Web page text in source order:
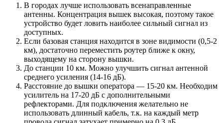
В городах лучше использовать всенаправленные
антенны. Концентрация вышек высокая, поэтому такое
устройство будет ловить наиболее сильный сигнал из
доступных.
Если базовая станция находится в зоне видимости (0,5-2
км), достаточно переместить роутер ближе к окну,
выходящему на сторону вышки.
До станции 10 км. Можно улучшить сигнал антенной
среднего усиления (14-16 дБ).
Расстояние до вышки оператора — 15-20 км. Необходим
усилитель на 17-20 дБ с дополнительными
рефлекторами. Для подключения желательно не
использовать длинный кабель, т.к. на каждый метр